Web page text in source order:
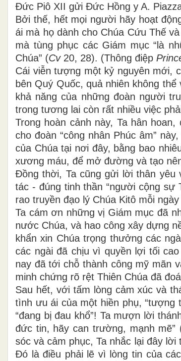
Đức Piô XII gửi Đức Hồng y A.
Bởi thế, hết mọi người hãy hoạt
ái mà họ dành cho Chúa Cứu Thế
mà tùng phục các Giám mục “là
Chúa” (Cv 20, 28). (Thông điệp
Cái viễn tượng một kỷ nguyên mới,
bên Quý Quốc, quả nhiên không
khả năng của những đoàn người
trong tương lai còn rất nhiều việc
Trong hoàn cảnh này, Ta hân
cho đoàn “công nhân Phúc âm”
của Chúa tại nơi đây, bằng bao
xương máu, để mở đường và tạo
Đồng thời, Ta cũng gửi lời thân yêu
tác - đúng tinh thần “người cộng sự
rao truyền đạo lý Chúa Kitô mỗi
Ta cám ơn những vị Giám mục đã
nước Chúa, và hao công xây dựng
khẩn xin Chúa trọng thưởng các
các ngài đã chịu vì quyền lợi tối
nay đã tới chỗ thành công mỹ mãn
minh chứng rõ rệt Thiên Chúa đã
Sau hết, với tấm lòng cảm xúc và
tình ưu ái của một hiền phụ,
“đang bị đau khổ”! Ta mượn lời
đức tin, hãy can trường, mạnh mẽ”
sóc và cảm phục, Ta nhắc lại đây lời
Đó là điều phải lẽ vì lòng tin của